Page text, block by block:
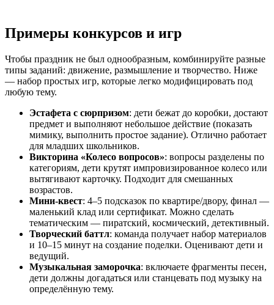
Примеры конкурсов и игр
Чтобы праздник не был однообразным, комбинируйте разные
типы заданий: движение, размышление и творчество. Ниже
— набор простых игр, которые легко модифицировать под
любую тему.
Эстафета с сюрпризом: дети бежат до коробки, достают
предмет и выполняют небольшое действие (показать
мимику, выполнить простое задание). Отлично работает
для младших школьников.
Викторина «Колесо вопросов»: вопросы разделены по
категориям, дети крутят импровизированное колесо или
вытягивают карточку. Подходит для смешанных
возрастов.
Мини-квест: 4–5 подсказок по квартире/двору, финал —
маленький клад или сертификат. Можно сделать
тематическим — пиратский, космический, детективный.
Творческий баттл: команда получает набор материалов
и 10–15 минут на создание поделки. Оценивают дети и
ведущий.
Музыкальная заморочка: включаете фрагменты песен,
дети должны догадаться или станцевать под музыку на
определённую тему.